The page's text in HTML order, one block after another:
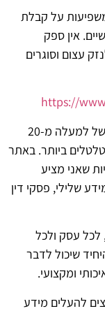
על קבלת
אין ספק
עצום וסוגרים
https://
אני רונן הלל, מומחה ניהול מוניטין עם ניסיון של למעלה מ-20
ביותר. באתר
שאני מציע
שלילי, פסקי דין
לכל עסק ולכל
שיכול לדבר
ומקצועי.
להעלים מידע